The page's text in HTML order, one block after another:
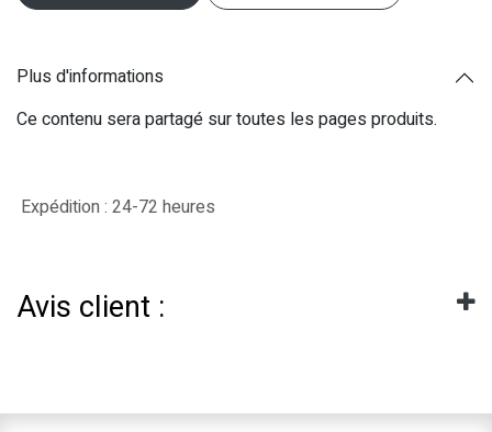
Plus d'informations
Ce contenu sera partagé sur toutes les pages produits.
Expédition : 24-72 heures
Avis client :